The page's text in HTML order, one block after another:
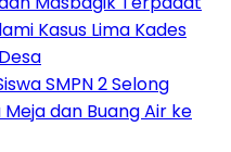
Kasus Lima Kades
SMPN 2 Selong
dan Buang Air ke